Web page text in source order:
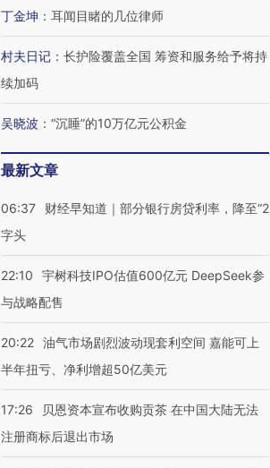
丁金坤 ： 耳闻目睹的几位律师
村夫日记 ： 长护险覆盖全国 筹资和服务给予将持
续加码
吴晓波 ： “沉睡”的10万亿元公积金
最新文章
06:37
财经早知道｜部分银行房贷利率，降至“2
字头
22:10
宇树科技IPO估值600亿元 DeepSeek参
与战略配售
20:22 油气市场剧烈波动现套利空间 嘉能可上
半年扭亏、净利增超50亿美元
17:26
贝恩资本宣布收购贡茶 在中国大陆无法
注册商标后退出市场